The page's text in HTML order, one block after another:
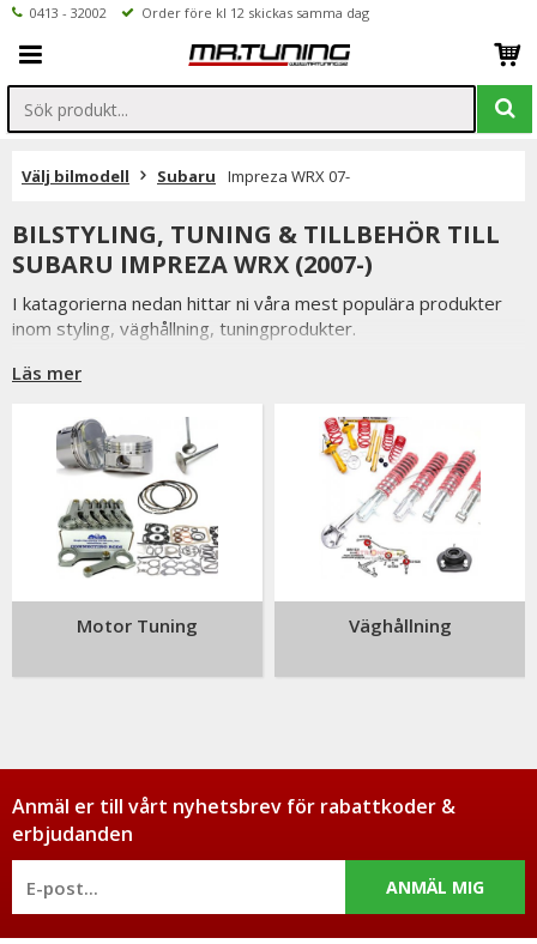
0413 - 32002 Order före kl 12 skickas samma dag
Välj bilmodell Subaru Impreza WRX 07-
BILSTYLING, TUNING & TILLBEHÖR TILL
SUBARU IMPREZA WRX (2007-)
I katagorierna nedan hittar ni våra mest populära produkter
inom styling, väghållning, tuningprodukter.
Är det något som du funderar över eller inte hittar i vårt
Till Subaru Impreza WRX 07-.
Läs mer
Motor Tuning Väghållning
Anmäl er till vårt nyhetsbrev för rabattkoder &
erbjudanden
ANMÄL MIG